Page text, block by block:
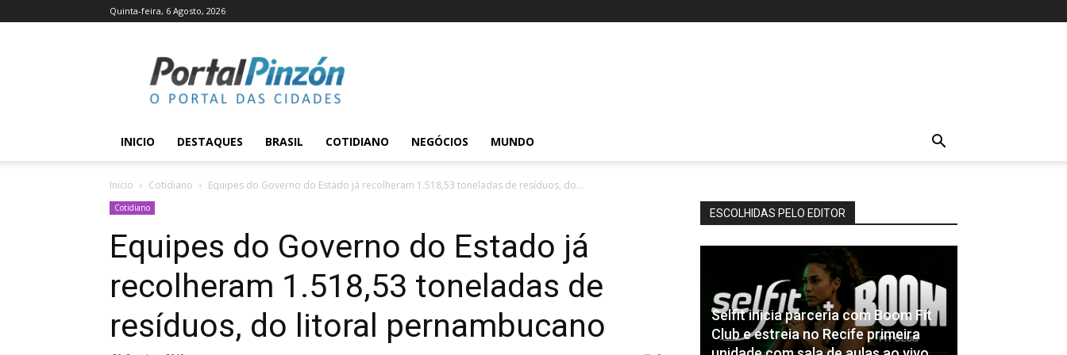
Quinta-feira, 6 Agosto, 2026
Pinzón
INICIO DESTAQUES BRASIL COTIDIANO NEGÓCIOS MUNDO
Inicio Cotidiano Equipes do Governo do Estado já recolheram 1.518,53 toneladas de resíduos, do...
Cotidiano
Equipes do Governo do Estado já
recolheram 1.518,53 toneladas de
resíduos, do litoral pernambucano
ESCOLHIDAS PELO EDITOR
Selfit inicia parceria com Boom Fit
Club e estreia no Recife primeira